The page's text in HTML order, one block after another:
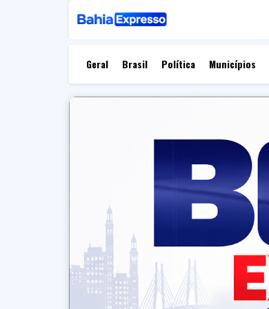
Geral Brasil Política Municípios